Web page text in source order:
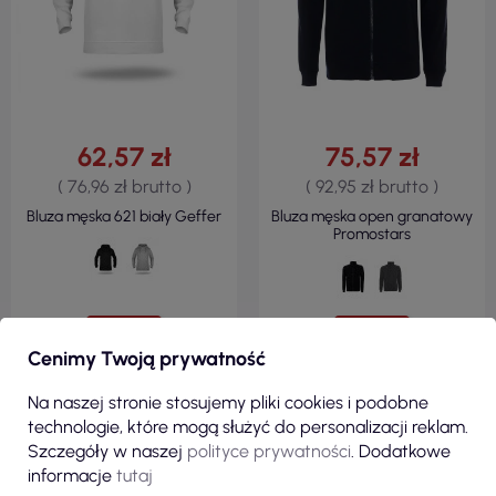
62,57 zł
( 76,96 zł brutto )
Bluza męska 621 biały Geffer
75,57 zł
( 92,95 zł brutto )
Bluza męska open granatowy
Promostars
Zobacz wszystkie produkty z kategorii
Cenimy Twoją prywatność
Na naszej stronie stosujemy pliki cookies i podobne
technologie, które mogą służyć do personalizacji reklam.
Szczegóły w naszej polityce prywatności . Dodatkowe
informacje tutaj